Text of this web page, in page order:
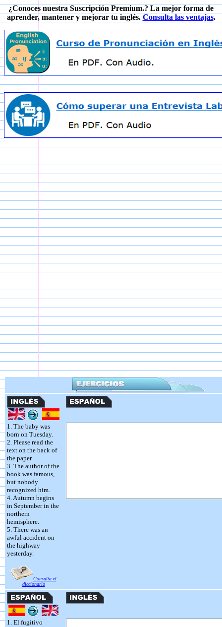
¿Conoces nuestra Suscripción Premium.? La mejor forma de
aprender, mantener y mejorar tu inglés. Consulta las ventajas.
1. The baby was
born on Tuesday.
2. Please read the
text on the back of
the paper.
3. The author of the
book was famous,
but nobody
recognized him.
4. Autumn begins
in September in the
northern
hemisphere.
5. There was an
awful accident on
the highway
yesterday.
Consulta el
diccionario
1. El fugitivo